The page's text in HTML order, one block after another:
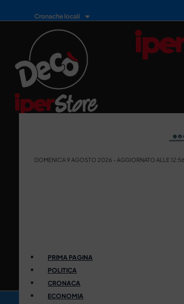
Cronache locali
DOMENICA 9 AGOSTO 2026 - AGGIORNATO ALLE 12:56
PRIMA PAGINA
POLITICA
CRONACA
ECONOMIA